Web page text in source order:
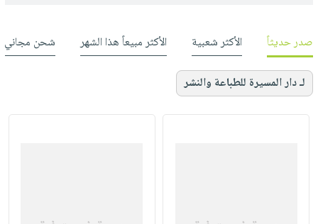
صدر حديثاً الأكثر شعبية الأكثر مبيعاً هذا الشهر شحن مجاني
لـ دار المسيرة للطباعة والنشر